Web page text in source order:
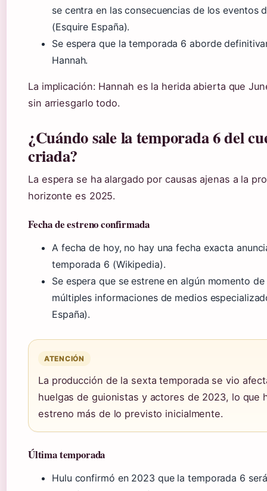
se centra en las consecuencias de los eventos
(Esquire España).
Se espera que la temporada 6 aborde
Hannah.
La implicación: Hannah es la herida abierta que
sin arriesgarlo todo.
¿Cuándo sale la temporada 6 del
criada?
La espera se ha alargado por causas ajenas a la
horizonte es 2025.
Fecha de estreno confirmada
A fecha de hoy, no hay una fecha exacta
temporada 6 (Wikipedia).
Se espera que se estrene en algún momento de
múltiples informaciones de medios
España).
ATENCIÓN
La producción de la sexta temporada se vio
huelgas de guionistas y actores de 2023, lo que
estreno más de lo previsto inicialmente.
Última temporada
Hulu confirmó en 2023 que la temporada 6